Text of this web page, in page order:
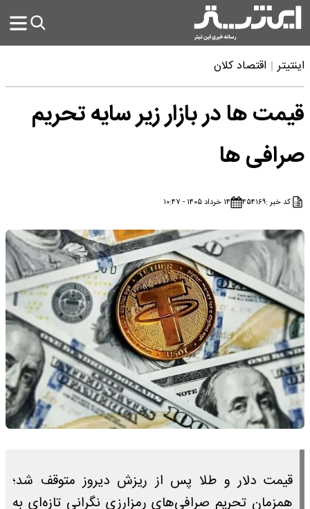
اینتیتر اقتصاد کلان
قیمت ها در بازار زیر سایه تحریم
صرافی ها
کد خبر :۴۵۴۱۶۹ ۱۴ خرداد ۱۴۰۵ - ۱۰:۴۷
قیمت دلار و طلا پس از ریزش دیروز متوقف شد؛
همزمان تحریم صرافی‌های رمزارزی نگرانی تازه‌ای به